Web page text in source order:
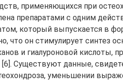
применяющихся при
препаратами с одним
который выпускается в
что он стимулирует синтез
и гиалуроновой кислоты,
Существуют данные,
уменьшении